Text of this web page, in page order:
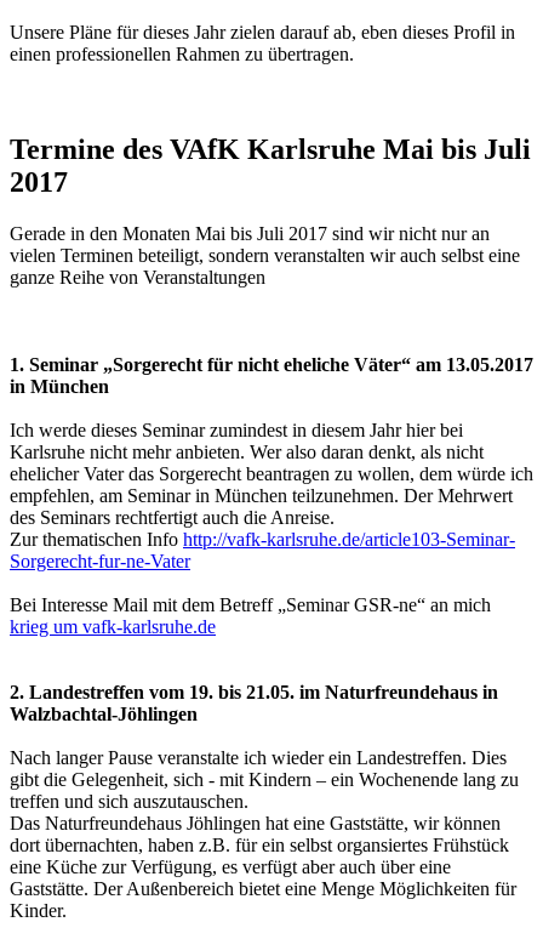
Unsere Pläne für dieses Jahr zielen darauf ab, eben dieses Profil in
einen professionellen Rahmen zu übertragen.
Termine des VAfK Karlsruhe Mai bis Juli
2017
Gerade in den Monaten Mai bis Juli 2017 sind wir nicht nur an
vielen Terminen beteiligt, sondern veranstalten wir auch selbst eine
ganze Reihe von Veranstaltungen
1. Seminar „Sorgerecht für nicht eheliche Väter“ am 13.05.2017
in München
Ich werde dieses Seminar zumindest in diesem Jahr hier bei
Karlsruhe nicht mehr anbieten. Wer also daran denkt, als nicht
ehelicher Vater das Sorgerecht beantragen zu wollen, dem würde ich
empfehlen, am Seminar in München teilzunehmen. Der Mehrwert
des Seminars rechtfertigt auch die Anreise.
Zur thematischen Info http://vafk-karlsruhe.de/article103-Seminar-
Sorgerecht-fur-ne-Vater
Bei Interesse Mail mit dem Betreff „Seminar GSR-ne“ an mich
krieg um vafk-karlsruhe.de
2. Landestreffen vom 19. bis 21.05. im Naturfreundehaus in
Walzbachtal-Jöhlingen
Nach langer Pause veranstalte ich wieder ein Landestreffen. Dies
gibt die Gelegenheit, sich - mit Kindern – ein Wochenende lang zu
treffen und sich auszutauschen.
Das Naturfreundehaus Jöhlingen hat eine Gaststätte, wir können
dort übernachten, haben z.B. für ein selbst organsiertes Frühstück
eine Küche zur Verfügung, es verfügt aber auch über eine
Gaststätte. Der Außenbereich bietet eine Menge Möglichkeiten für
Kinder.